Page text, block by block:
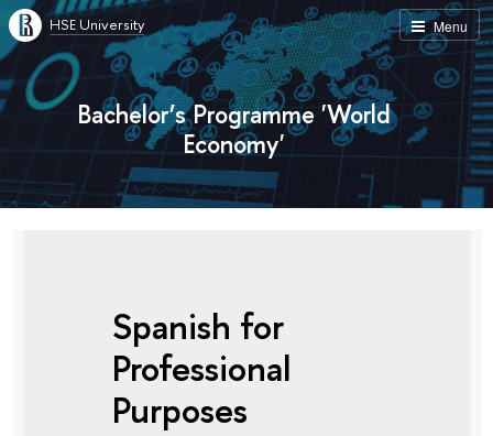
Menu
HSE University
Bachelor’s Programme 'World
Economy'
Spanish for
Professional
Purposes